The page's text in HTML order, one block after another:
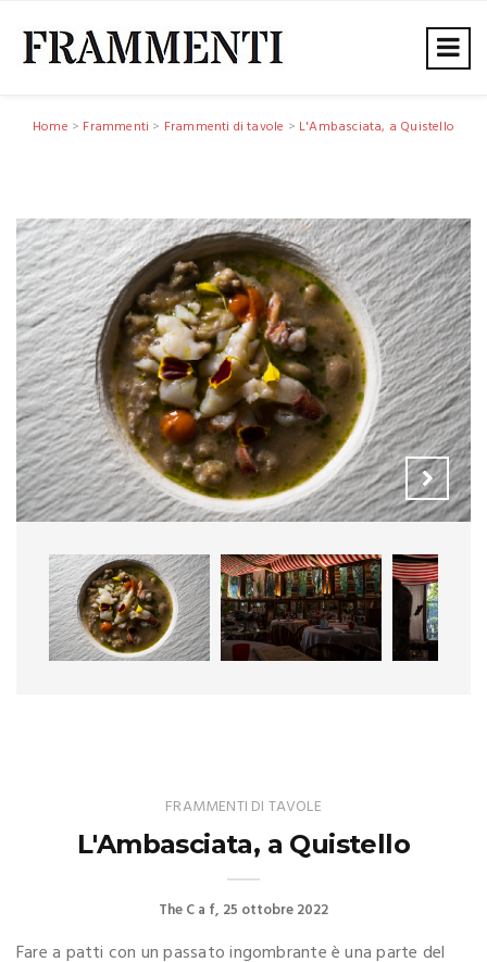
Home > Frammenti > Frammenti di tavole > L'Ambasciata, a Quistello
FRAMMENTI DI TAVOLE
L'Ambasciata, a Quistello
The C a f 25 ottobre 2022
Fare a patti con un passato ingombrante è una parte del